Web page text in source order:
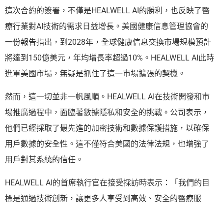
這次合約的簽署，不僅是HEALWELL AI的勝利，也反映了醫
療行業對AI技術的需求日益增長。美國健康信息管理協會的
一份報告指出，到2028年，全球健康信息交換市場規模預計
將達到150億美元，年均增長率超過10%。HEALWELL AI此時
進軍美國市場，無疑是抓住了這一市場擴張的契機。
然而，這一切並非一帆風順。HEALWELL AI在技術開發和市
場推廣過程中，面臨著數據隱私和安全的挑戰。公司表示，
他們已經採取了最先進的加密技術和數據保護措施，以確保
用戶數據的安全性。這不僅符合美國的法律法規，也增強了
用戶對其系統的信任。
HEALWELL AI的首席執行官在接受採訪時表示：「我們的目
標是通過技術創新，讓更多人享受到高效、安全的醫療服